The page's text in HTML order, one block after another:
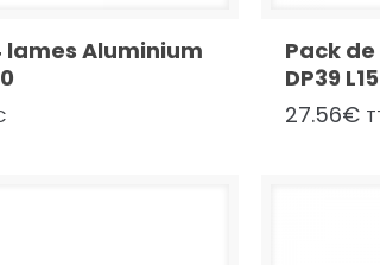
lames Aluminium
Pack
DP39
27.56€